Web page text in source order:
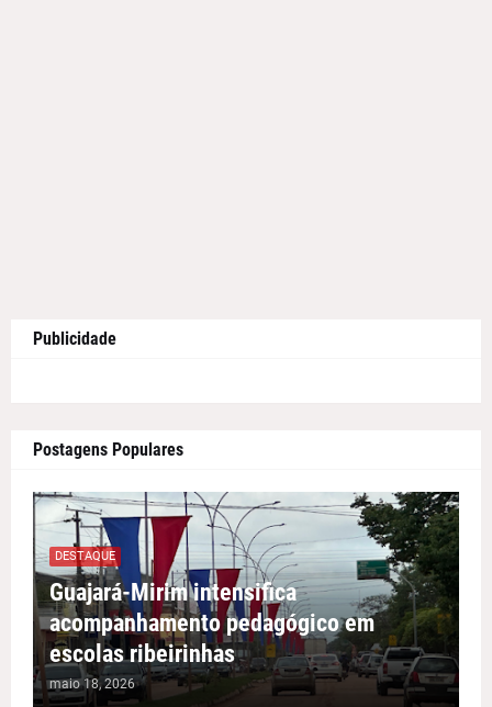
Publicidade
Postagens Populares
DESTAQUE
Guajará-Mirim intensifica
acompanhamento pedagógico em
escolas ribeirinhas
maio 18, 2026